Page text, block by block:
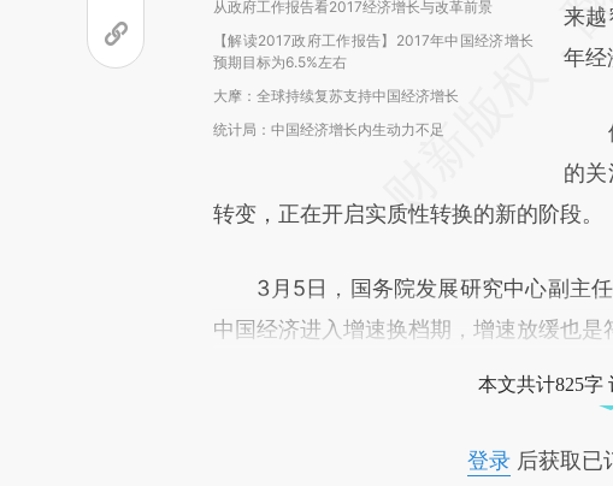
从政府工作报告看2017经济增长与改革前景
【解读2017政府工作报告】2017年中国经济增长
预期目标为6.5%左右
大摩：全球持续复苏支持中国经济增长
统计局：中国经济增长内生动力不足
成，
对
来越
年经
他
的
转变，正在开启实质性转换的新的阶段。
3月5日，国务院发展研究中心副主任
中国经济进入增速换档期，增速放缓也是
本文共计825字
登录后获取已